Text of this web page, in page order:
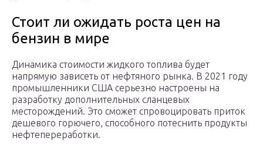
Стоит ли ожидать роста цен на
бензин в мире
Динамика стоимости жидкого топлива будет
напрямую зависеть от нефтяного рынка. В 2021 году
промышленники США серьезно настроены на
разработку дополнительных сланцевых
месторождений. Это сможет спровоцировать приток
дешевого горючего, способного потеснить продукты
нефтепереработки.